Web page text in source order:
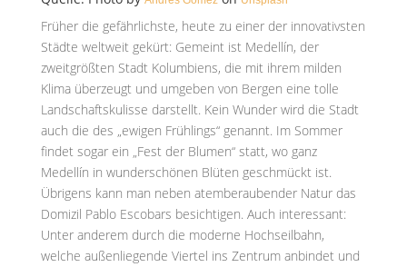
Früher die gefährlichste, heute zu einer der innovativsten
Städte weltweit gekürt: Gemeint ist Medellín, der
zweitgrößten Stadt Kolumbiens, die mit ihrem milden
Klima überzeugt und umgeben von Bergen eine tolle
Landschaftskulisse darstellt. Kein Wunder wird die Stadt
auch die des „ewigen Frühlings“ genannt. Im Sommer
findet sogar ein „Fest der Blumen“ statt, wo ganz
Medellín in wunderschönen Blüten geschmückt ist.
Übrigens kann man neben atemberaubender Natur das
Domizil Pablo Escobars besichtigen. Auch interessant:
Unter anderem durch die moderne Hochseilbahn,
welche außenliegende Viertel ins Zentrum anbindet und